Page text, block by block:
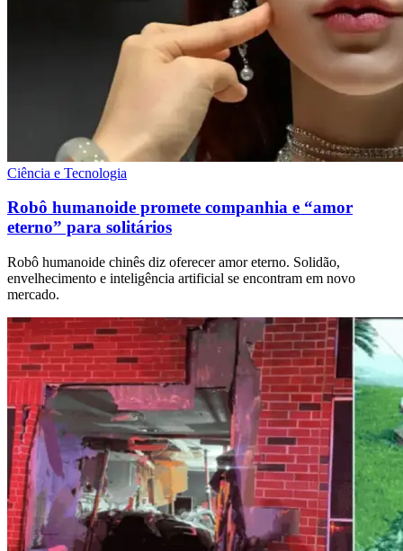
Ciência e Tecnologia
Robô humanoide promete companhia e “amor
eterno” para solitários
Robô humanoide chinês diz oferecer amor eterno. Solidão,
envelhecimento e inteligência artificial se encontram em novo
mercado.